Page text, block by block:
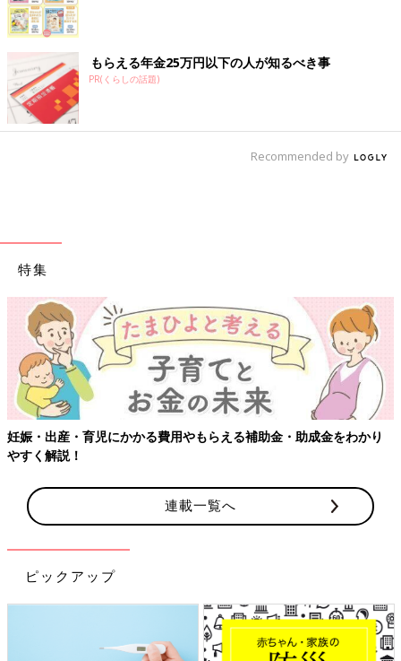
もらえる年金25万円以下の人が知るべき事
PR(くらしの話題)
Recommended by
特集
妊娠・出産・育児にかかる費用やもらえる補助金・助成金をわかり
やすく解説！
連載一覧へ
ピックアップ